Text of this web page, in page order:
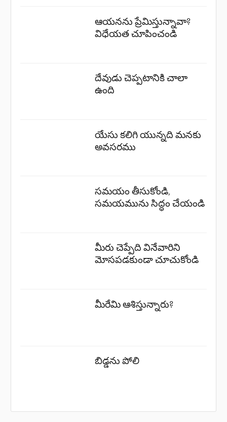
ఆయనను ప్రేమిస్తున్నావా?
విధేయత చూపించండి
దేవుడు చెప్పటానికి చాలా
ఉంది
యేసు కలిగి యున్నది మనకు
అవసరము
సమయం తీసుకోండి,
సమయమును సిద్ధం చేయండి
మీరు చెప్పేది వినేవారిని
మోసపడకుండా చూచుకోండి
మీరేమి ఆశిస్తున్నారు?
బిడ్డను పోలి